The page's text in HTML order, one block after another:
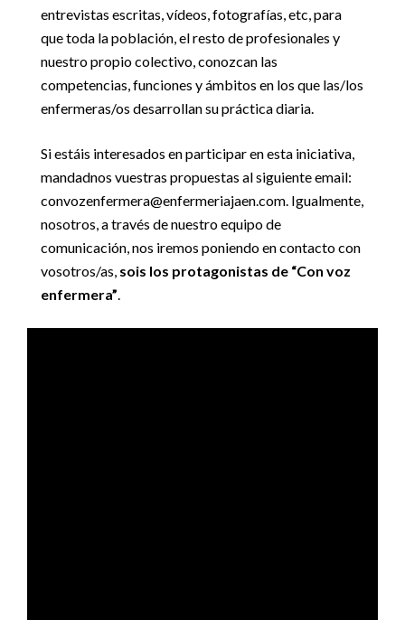
entrevistas escritas, vídeos, fotografías, etc, para
que toda la población, el resto de profesionales y
nuestro propio colectivo, conozcan las
competencias, funciones y ámbitos en los que las/los
enfermeras/os desarrollan su práctica diaria.
Si estáis interesados en participar en esta iniciativa,
mandadnos vuestras propuestas al siguiente email:
convozenfermera@enfermeriajaen.com. Igualmente,
nosotros, a través de nuestro equipo de
comunicación, nos iremos poniendo en contacto con
vosotros/as, sois los protagonistas de “Con voz
enfermera”